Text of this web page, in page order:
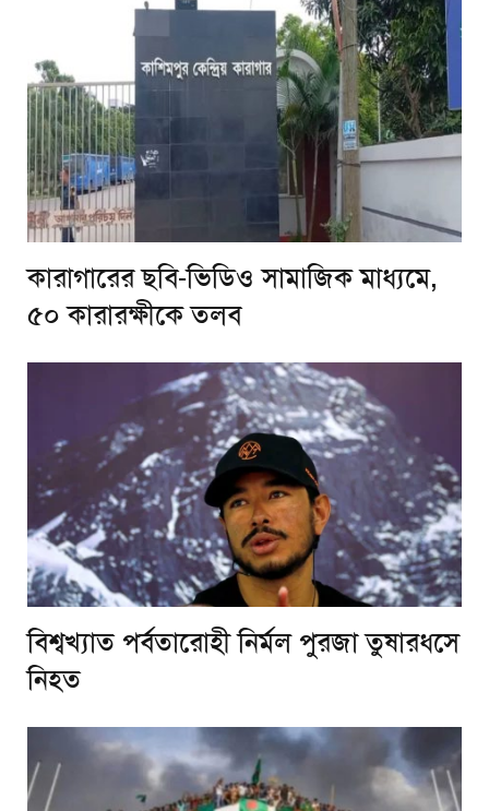
কারাগারের ছবি-ভিডিও সামাজিক মাধ্যমে,
৫০ কারারক্ষীকে তলব
বিশ্বখ্যাত পর্বতারোহী নির্মল পুরজা তুষারধসে
নিহত